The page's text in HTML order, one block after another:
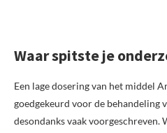
Waar spitste je
Een lage dosering van het middel
goedgekeurd voor de behandeling
desondanks vaak